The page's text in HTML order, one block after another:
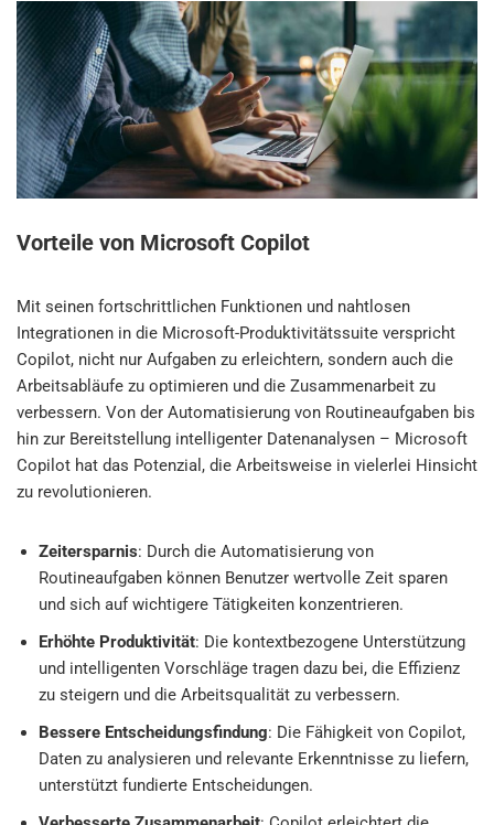
Vorteile von Microsoft Copilot
Mit seinen fortschrittlichen Funktionen und nahtlosen
Integrationen in die Microsoft-Produktivitätssuite verspricht
Copilot, nicht nur Aufgaben zu erleichtern, sondern auch die
Arbeitsabläufe zu optimieren und die Zusammenarbeit zu
verbessern. Von der Automatisierung von Routineaufgaben bis
hin zur Bereitstellung intelligenter Datenanalysen – Microsoft
Copilot hat das Potenzial, die Arbeitsweise in vielerlei Hinsicht
zu revolutionieren.
Zeitersparnis: Durch die Automatisierung von
Routineaufgaben können Benutzer wertvolle Zeit sparen
und sich auf wichtigere Tätigkeiten konzentrieren.
Erhöhte Produktivität: Die kontextbezogene Unterstützung
und intelligenten Vorschläge tragen dazu bei, die Effizienz
zu steigern und die Arbeitsqualität zu verbessern.
Bessere Entscheidungsfindung: Die Fähigkeit von Copilot,
Daten zu analysieren und relevante Erkenntnisse zu liefern,
unterstützt fundierte Entscheidungen.